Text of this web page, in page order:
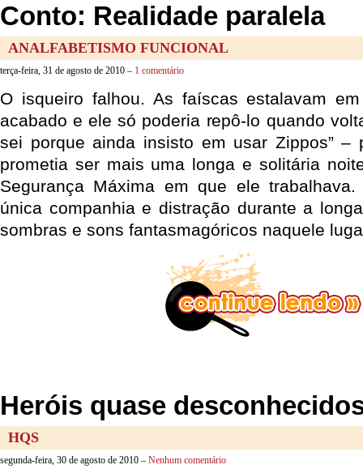
Conto: Realidade paralela
ANALFABETISMO FUNCIONAL
terça-feira, 31 de agosto de 2010 – 1 comentário
O isqueiro falhou. As faíscas estalavam
acabado e ele só poderia repô-lo quando
sei porque ainda insisto em usar Zippos” –
prometia ser mais uma longa e solitária
Segurança Máxima em que ele
única companhia e distração durante a
sombras e sons fantasmagóricos naquele
Heróis quase
HQS
segunda-feira, 30 de agosto de 2010 – Nenhum comentário